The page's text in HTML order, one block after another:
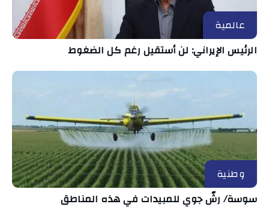
عالمية
الرئيس الإيراني: لن أستقيل رغم كل الضغوط
وطنية
سوسة/ رشّ جوي للمبيدات في هذه المناطق